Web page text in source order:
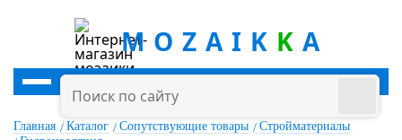
MOZAIK K A
Главная Каталог Сопутствующие товары
Стройматериалы